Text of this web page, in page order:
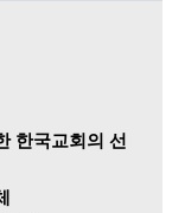
한국교회의 선